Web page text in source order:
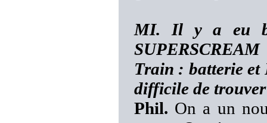
MI. Il y a eu
Train : batterie et
difficile de
Phil. On a un